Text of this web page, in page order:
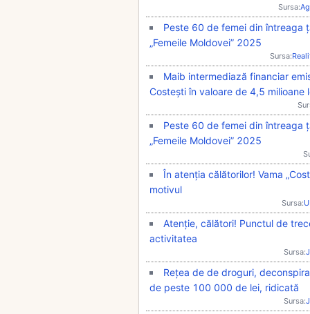
Sursa:
Peste 60 de femei din întreaga
„Femeile Moldovei” 2025
Sursa:
Maib intermediază financiar
Costești în valoare de 4,5 milioane
Peste 60 de femei din întreaga
„Femeile Moldovei” 2025
În atenția călătorilor! Vama
motivul
Sursa:
Atenție, călători! Punctul de
activitatea
Sursa:
Rețea de de droguri,
de peste 100 000 de lei, ridicată
Sursa: